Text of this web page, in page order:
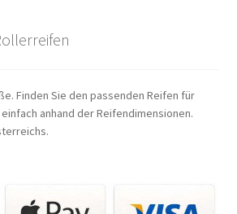
Finden Sie den passenden Reifen für
anhand der Reifendimensionen.